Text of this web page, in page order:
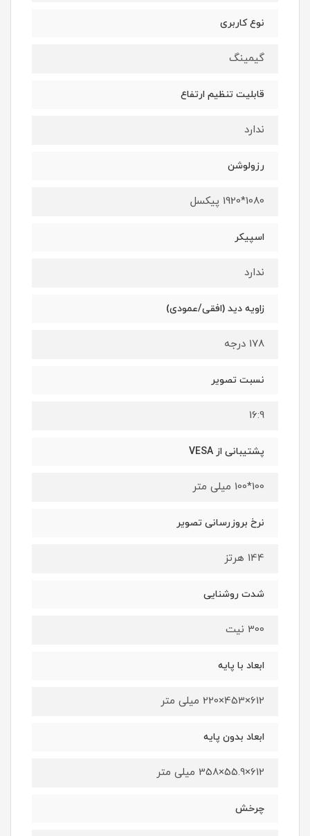
نوع کاربری
گیمینگ
قابلیت تنظیم ارتفاع
ندارد
رزولوشن
1080*1920 پیکسل
اسپیکر
ندارد
زاویه دید (افقی/عمودی)
178 درجه
نسبت تصویر
16:9
پشتیبانی از VESA
100*100 میلی متر
نرخ بروزرسانی تصویر
144 هرتز
شدت روشنایی
300 نیت
ابعاد با پایه
612×453×220 میلی متر
ابعاد بدون پایه
612×55.9×358 میلی متر
چرخش